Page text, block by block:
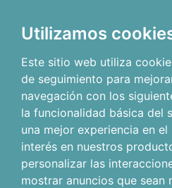
Utilizamos
Este sitio web utiliza
de seguimiento para
navegación con los
la funcionalidad básica del
una mejor experiencia en
interés en nuestros
personalizar las
mostrar anuncios que sean